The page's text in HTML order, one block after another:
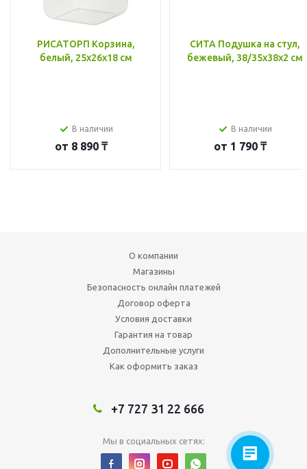
РИСАТОРП Корзина,
белый, 25x26x18 см
В наличии
от 8 890 ₸
СИТА Подушка на стул,
бежевый, 38/35x38x2 см
В наличии
от 1 790 ₸
О компании
Магазины
Безопасность онлайн платежей
Договор оферта
Условия доставки
Гарантия на товар
Дополнительные услуги
Как оформить заказ
+7 727 31 22 666
Мы в социальных сетях: